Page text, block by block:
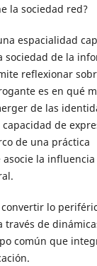
la sociedad red?
espacialidad
sociedad de la
reflexionar
es en qué
de las
de
de una práctica
la
lo
través de
común que